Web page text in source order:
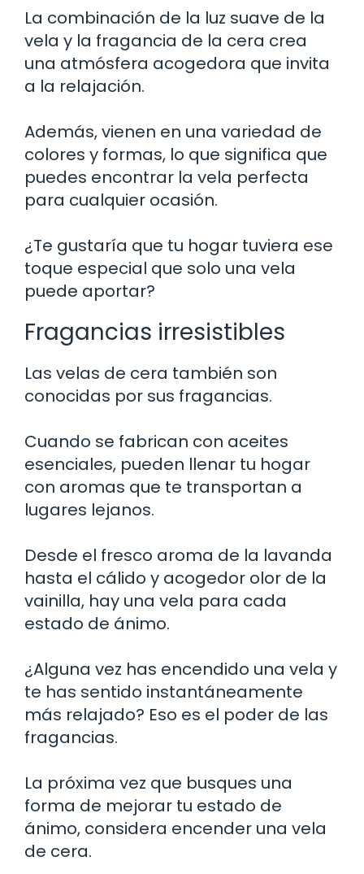
La combinación de la luz suave de la
vela y la fragancia de la cera crea
una atmósfera acogedora que invita
a la relajación.
Además, vienen en una variedad de
colores y formas, lo que significa que
puedes encontrar la vela perfecta
para cualquier ocasión.
¿Te gustaría que tu hogar tuviera ese
toque especial que solo una vela
puede aportar?
Fragancias irresistibles
Las velas de cera también son
conocidas por sus fragancias.
Cuando se fabrican con aceites
esenciales, pueden llenar tu hogar
con aromas que te transportan a
lugares lejanos.
Desde el fresco aroma de la lavanda
hasta el cálido y acogedor olor de la
vainilla, hay una vela para cada
estado de ánimo.
¿Alguna vez has encendido una vela y
te has sentido instantáneamente
más relajado? Eso es el poder de las
fragancias.
La próxima vez que busques una
forma de mejorar tu estado de
ánimo, considera encender una vela
de cera.